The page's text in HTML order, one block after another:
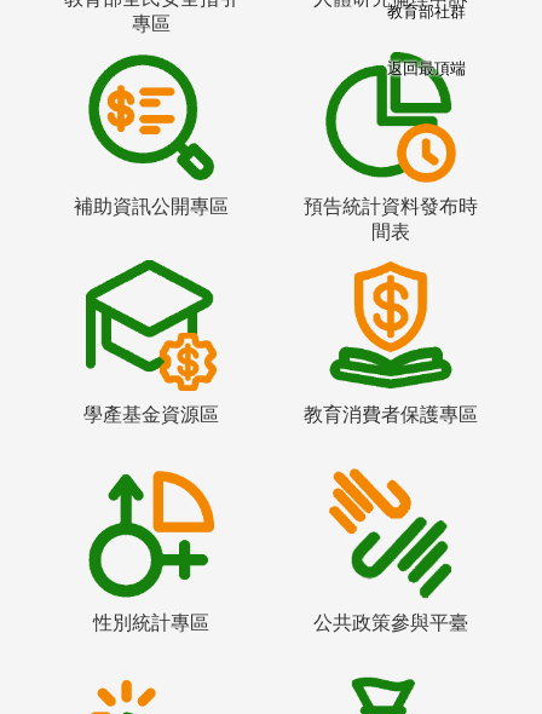
專區
補助資訊公開專區
預告統計資料發布時
間表
學產基金資源區 教育消費者保護專區
性別統計專區 公共政策參與平臺
教育部社群
返回最頂端